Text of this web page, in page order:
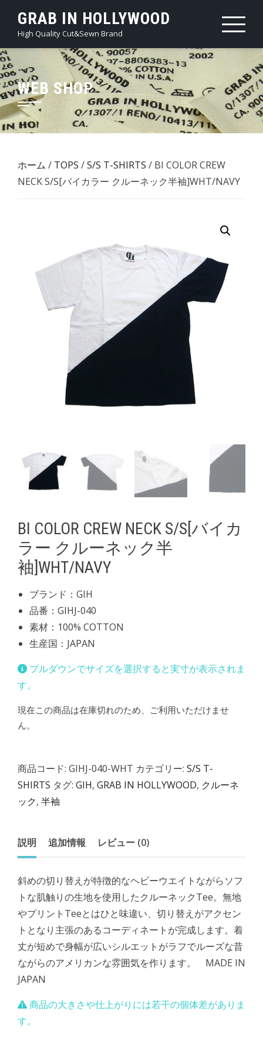
content
GRAB IN HOLLYWOOD
High Quality Cut&Sewn Brand
WEB SHOP
ホーム / TOPS /S/S T-SHIRTS / BI COLOR CREW
NECK S/S[バイカラー クルーネック半袖]WHT/NAVY
BI COLOR CREW NECK S/S[バイカ
ラー クルーネック半
袖]WHT/NAVY
ブランド：GIH
品番：GIHJ-040
素材：100% COTTON
生産国：JAPAN
プルダウンでサイズを選択すると実寸が表示されま
す。
現在この商品は在庫切れのため、ご利用いただけませ
ん。
商品コード: GIHJ-040-WHT カテゴリー: S/S T-
SHIRTS タグ: GIH, GRAB IN HOLLYWOOD, クルーネ
ック, 半袖
説明 追加情報 レビュー (0)
斜めの切り替えが特徴的なヘビーウエイトながらソフ
トな肌触りの生地を使用したクルーネックTee。無地
やプリントTeeとはひと味違い、切り替えがアクセン
トとなり主張のあるコーディネートが完成します。着
丈が短めで身幅が広いシルエットがラフでルーズな昔
ながらのアメリカンな雰囲気を作ります。 MADE IN
JAPAN
商品の大きさや仕上がりには若干の個体差がありま
す。